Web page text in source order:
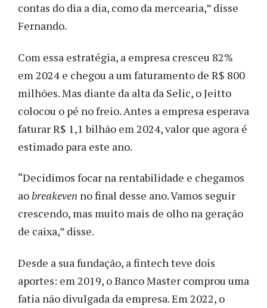
contas do dia a dia, como da mercearia,” disse
Fernando.
Com essa estratégia, a empresa cresceu 82%
em 2024 e chegou a um faturamento de R$ 800
milhões. Mas diante da alta da Selic, o Jeitto
colocou o pé no freio. Antes a empresa esperava
faturar R$ 1,1 bilhão em 2024, valor que agora é
estimado para este ano.
“Decidimos focar na rentabilidade e chegamos
aobreakeven no final desse ano. Vamos seguir
crescendo, mas muito mais de olho na geração
de caixa,” disse.
Desde a sua fundação, a fintech teve dois
aportes: em 2019, o Banco Master comprou uma
fatia não divulgada da empresa. Em 2022, o